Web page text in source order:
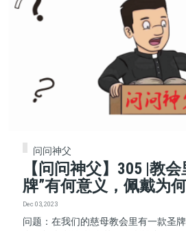
问问神父
【问问神父】305 |教
牌”有何意义，佩戴为
Dec 03, 2023
问题：在我们的慈母教会里有一款圣